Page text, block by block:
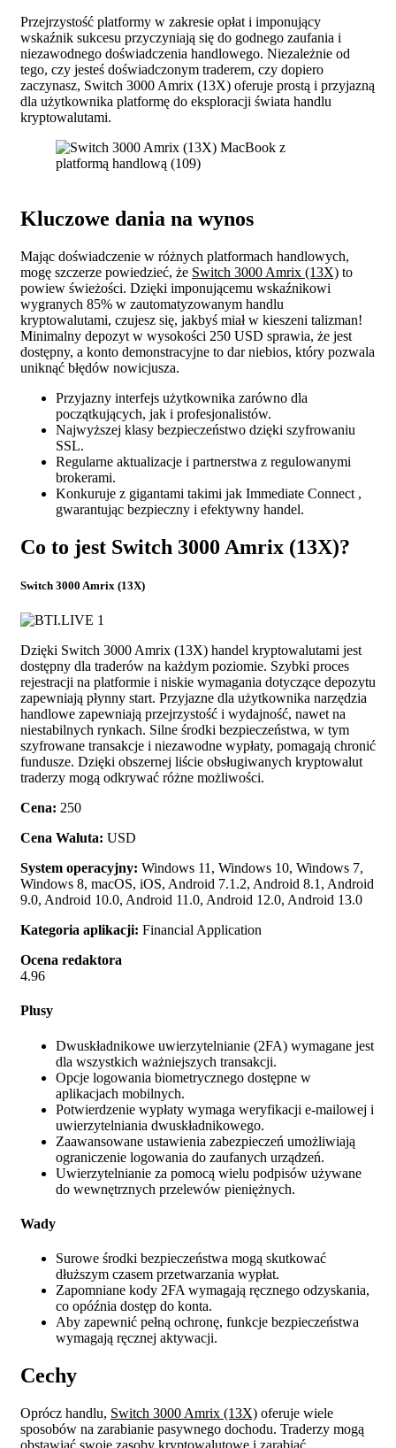
Przejrzystość platformy w zakresie opłat i imponujący
wskaźnik sukcesu przyczyniają się do godnego zaufania i
niezawodnego doświadczenia handlowego. Niezależnie od
tego, czy jesteś doświadczonym traderem, czy dopiero
zaczynasz, Switch 3000 Amrix (13X) oferuje prostą i przyjazną
dla użytkownika platformę do eksploracji świata handlu
kryptowalutami.
Kluczowe dania na wynos
Mając doświadczenie w różnych platformach handlowych,
mogę szczerze powiedzieć, że Switch 3000 Amrix (13X) to
powiew świeżości. Dzięki imponującemu wskaźnikowi
wygranych 85% w zautomatyzowanym handlu
kryptowalutami, czujesz się, jakbyś miał w kieszeni talizman!
Minimalny depozyt w wysokości 250 USD sprawia, że jest
dostępny, a konto demonstracyjne to dar niebios, który pozwala
uniknąć błędów nowicjusza.
Przyjazny interfejs użytkownika zarówno dla
początkujących, jak i profesjonalistów.
Najwyższej klasy bezpieczeństwo dzięki szyfrowaniu
SSL.
Regularne aktualizacje i partnerstwa z regulowanymi
brokerami.
Konkuruje z gigantami takimi jak Immediate Connect ,
gwarantując bezpieczny i efektywny handel.
Co to jest Switch 3000 Amrix (13X)?
Switch 3000 Amrix (13X)
Dzięki Switch 3000 Amrix (13X) handel kryptowalutami jest
dostępny dla traderów na każdym poziomie. Szybki proces
rejestracji na platformie i niskie wymagania dotyczące depozytu
zapewniają płynny start. Przyjazne dla użytkownika narzędzia
handlowe zapewniają przejrzystość i wydajność, nawet na
niestabilnych rynkach. Silne środki bezpieczeństwa, w tym
szyfrowane transakcje i niezawodne wypłaty, pomagają chronić
fundusze. Dzięki obszernej liście obsługiwanych kryptowalut
traderzy mogą odkrywać różne możliwości.
Cena: 250
Cena Waluta: USD
System operacyjny: Windows 11, Windows 10, Windows 7,
Windows 8, macOS, iOS, Android 7.1.2, Android 8.1, Android
9.0, Android 10.0, Android 11.0, Android 12.0, Android 13.0
Kategoria aplikacji: Financial Application
Ocena redaktora
4.96
Plusy
Dwuskładnikowe uwierzytelnianie (2FA) wymagane jest
dla wszystkich ważniejszych transakcji.
Opcje logowania biometrycznego dostępne w
aplikacjach mobilnych.
Potwierdzenie wypłaty wymaga weryfikacji e-mailowej i
uwierzytelniania dwuskładnikowego.
Zaawansowane ustawienia zabezpieczeń umożliwiają
ograniczenie logowania do zaufanych urządzeń.
Uwierzytelnianie za pomocą wielu podpisów używane
do wewnętrznych przelewów pieniężnych.
Wady
Surowe środki bezpieczeństwa mogą skutkować
dłuższym czasem przetwarzania wypłat.
Zapomniane kody 2FA wymagają ręcznego odzyskania,
co opóźnia dostęp do konta.
Aby zapewnić pełną ochronę, funkcje bezpieczeństwa
wymagają ręcznej aktywacji.
Cechy
Oprócz handlu, Switch 3000 Amrix (13X) oferuje wiele
sposobów na zarabianie pasywnego dochodu. Traderzy mogą
obstawiać swoje zasoby kryptowalutowe i zarabiać